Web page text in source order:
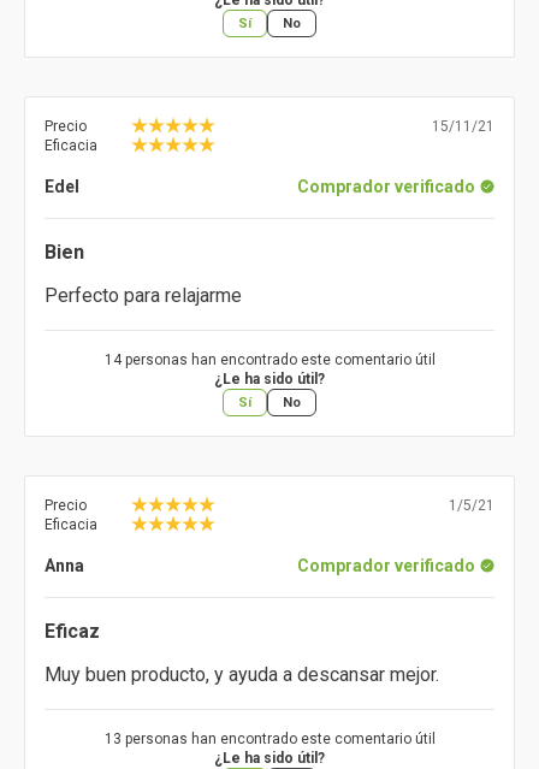
Sí No
Precio
Eficacia
15/11/21
Edel Comprador verificado
Bien
Perfecto para relajarme
14 personas han encontrado este comentario útil
¿Le ha sido útil?
Sí No
Precio
Eficacia
1/5/21
Anna Comprador verificado
Eficaz
Muy buen producto, y ayuda a descansar mejor.
13 personas han encontrado este comentario útil
¿Le ha sido útil?